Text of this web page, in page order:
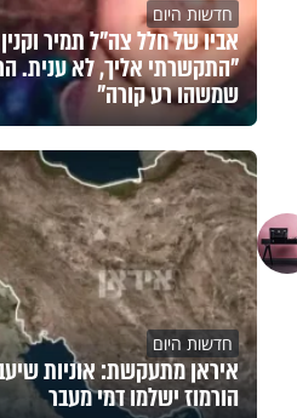
חדשות היום
אביו של חלל צה"ל תמיר
"התקשרתי אליך, לא ענית.
שמשהו רע קורה"
חדשות היום
איראן מתעקשת: אוניות
הורמוז ישלמו דמי מעבר